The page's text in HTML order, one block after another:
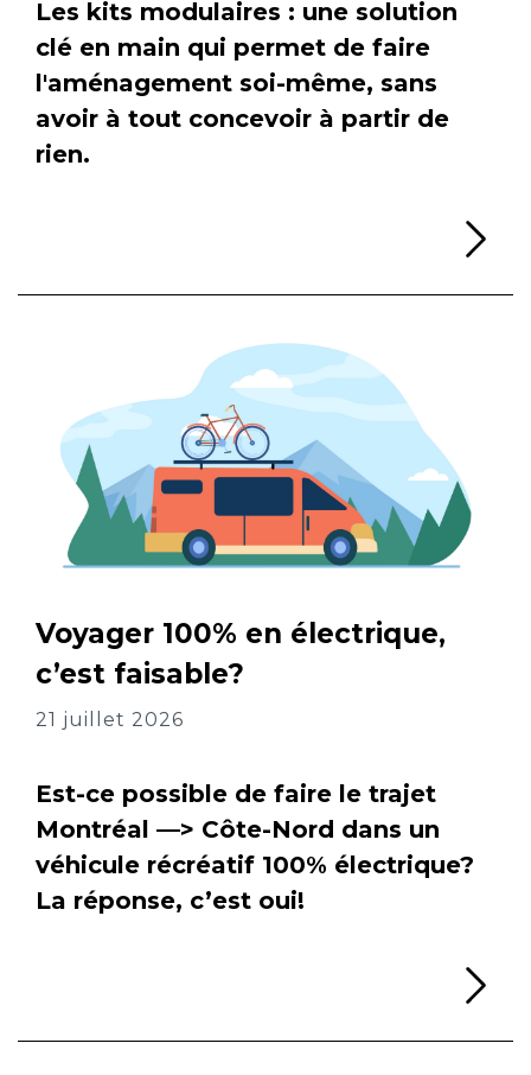
Les kits modulaires : une solution
clé en main qui permet de faire
l'aménagement soi-même, sans
avoir à tout concevoir à partir de
rien.
Voyager 100% en électrique,
c’est faisable?
21 juillet 2026
Est-ce possible de faire le trajet
Montréal —> Côte-Nord dans un
véhicule récréatif 100% électrique?
La réponse, c’est oui!